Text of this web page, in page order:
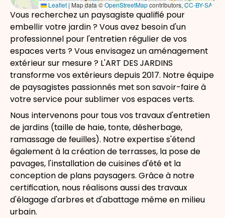
Leaflet | Map data ©OpenStreetMapcontributors,CC-BY-SA
Vous recherchez un paysagiste qualifié pour
embellir votre jardin ? Vous avez besoin d'un
professionnel pour l'entretien régulier de vos
espaces verts ? Vous envisagez un aménagement
extérieur sur mesure ? L'ART DES JARDINS
transforme vos extérieurs depuis 2017. Notre équipe
de paysagistes passionnés met son savoir-faire à
votre service pour sublimer vos espaces verts.
Nous intervenons pour tous vos travaux d'entretien
de jardins (taille de haie, tonte, désherbage,
ramassage de feuilles). Notre expertise s'étend
également à lacréation de terrasses, la pose de
pavages, l'installation decuisines d'étéet la
conception de plans paysagers. Grâce à notre
certification, nous réalisons aussi des travaux
d'élagage d'arbreset d'abattage même en milieu
urbain.